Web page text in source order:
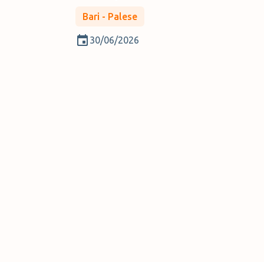
Bari - Palese
30/06/2026